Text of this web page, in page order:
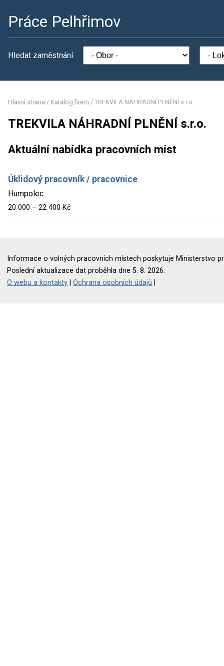
Práce Pelhřimov
Hledat zaměstnání
Hlavní strana / Katalog firem / TREKVILA NÁHRADNÍ PLNĚNÍ s.r.o.
TREKVILA NÁHRADNÍ PLNĚNÍ s.r.o.
Aktuální nabídka pracovních míst
Úklidový pracovník / pracovnice
Humpolec
20 000 – 22 400 Kč
Informace o volných pracovních místech poskytuje Ministerstvo
Poslední aktualizace dat proběhla dne 5. 8. 2026.
O webu a kontakty |Ochrana osobních údajů